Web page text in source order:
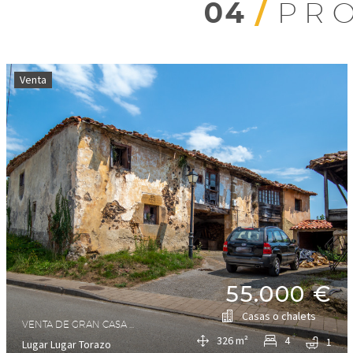
04 /
Venta
VENTA DE GRAN CASA DE 326M2 A REFORMAR ,CON TERRENO DE 800M2 ANEXO EN TORAZO, CABRANES
Lugar Lugar Torazo
55.000 €
Casas o chalets
326 m²
4 1